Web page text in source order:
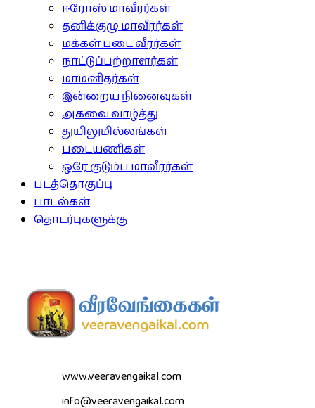
ஈரோஸ் மாவீரர்கள்
தனிக்குழு மாவீரர்கள்
மக்கள் படை வீரர்கள்
நாட்டுப்பற்றாளர்கள்
மாமனிதர்கள்
இன்றைய நினைவுகள்
அகவை வாழ்த்து
துயிலுமில்லங்கள்
படையணிகள்
ஒரே குடும்ப மாவீரர்கள்
படத்தொகுப்பு
பாடல்கள்
தொடர்புகளுக்கு
www.veeravengaikal.com
info@veeravengaikal.com